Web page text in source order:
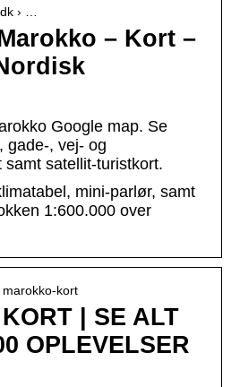
› …
– Kort –
Google map. Se
gade-, vej- og
samt satellit-turistkort.
mini-parlør, samt
1:600.000 over
marokko-kort
| SE ALT
OPLEVELSER